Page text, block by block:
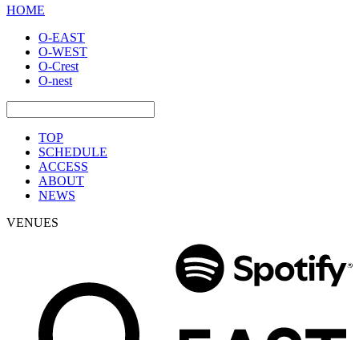
HOME
O-EAST
O-WEST
O-Crest
O-nest
TOP
SCHEDULE
ACCESS
ABOUT
NEWS
VENUES